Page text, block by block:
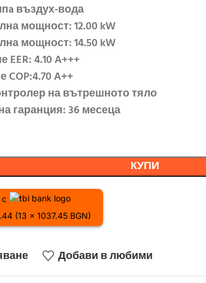
въздух-вода
мощност: 12.00 kW
мощност: 14.50 kW
4.10 A+++
A++
на вътрешното тяло
гаранция: 36 месеца
КУПИ
с
(13 x 1037.45 BGN)
Добави в любими